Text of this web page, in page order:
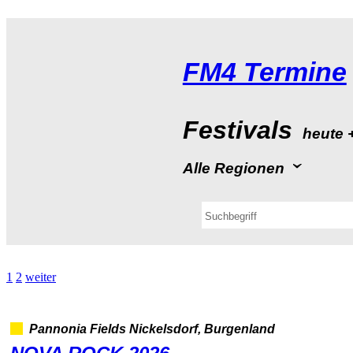
FM4Termine
Festivals
AlleRegionen
1 2 weiter
PannoniaFieldsNickelsdorf,Burgenland